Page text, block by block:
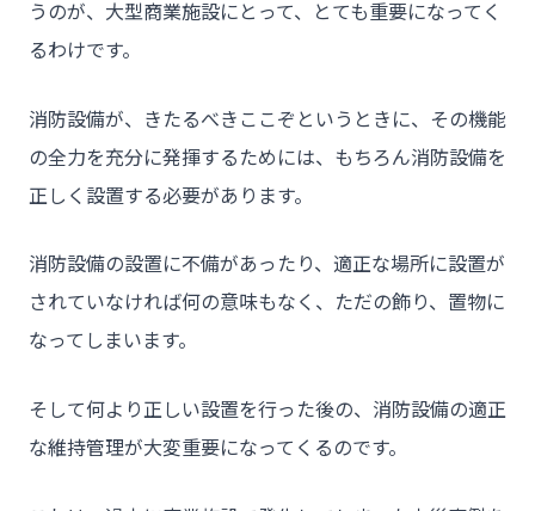
チーム★トウカイセツビ
- トウカイセツビについて
- トウカイセツビが選ばれる理由
うのが、大型商業施設にとって、とても重要になってく
るわけです。
消防設備が、きたるべきここぞというときに、その機能
の全力を充分に発揮するためには、もちろん消防設備を
正しく設置する必要があります。
消防設備の設置に不備があったり、適正な場所に設置が
されていなければ何の意味もなく、ただの飾り、置物に
なってしまいます。
そして何より正しい設置を行った後の、消防設備の適正
な維持管理が大変重要になってくるのです。